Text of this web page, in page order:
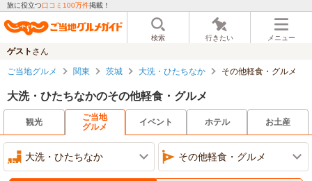
旅に役立つ口コミ100万件掲載！
検索 行きたい メニュー
ゲスト さん
ご当地グルメ 関東 茨城 大洗・ひたちなか その他軽食・グルメ
大洗・ひたちなかのその他軽食・グルメ
観光
ご当地
グルメ
イベント ホテル お土産
大洗・ひたちなか その他軽食・グルメ